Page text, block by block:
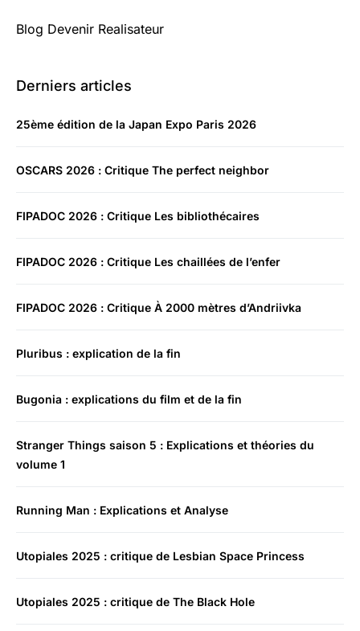
Blog Devenir Realisateur
Derniers articles
25ème édition de la Japan Expo Paris 2026
OSCARS 2026 : Critique The perfect neighbor
FIPADOC 2026 : Critique Les bibliothécaires
FIPADOC 2026 : Critique Les chaillées de l’enfer
FIPADOC 2026 : Critique À 2000 mètres d’Andriivka
Pluribus : explication de la fin
Bugonia : explications du film et de la fin
Stranger Things saison 5 : Explications et théories du
volume 1
Running Man : Explications et Analyse
Utopiales 2025 : critique de Lesbian Space Princess
Utopiales 2025 : critique de The Black Hole